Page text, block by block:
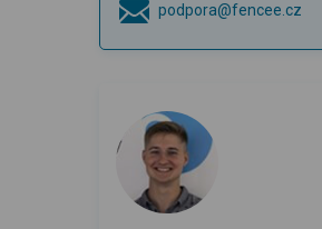
podpora@fencee.cz